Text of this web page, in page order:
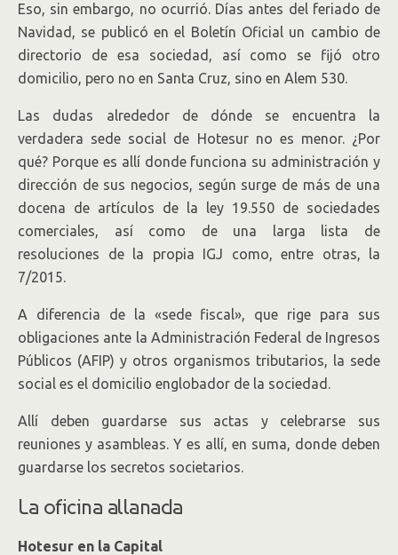
Eso, sin embargo, no ocurrió. Días antes del feriado de
Navidad, se publicó en el Boletín Oficial un cambio de
directorio de esa sociedad, así como se fijó otro
domicilio, pero no en Santa Cruz, sino en Alem 530.
Las dudas alrededor de dónde se encuentra la
verdadera sede social de Hotesur no es menor. ¿Por
qué? Porque es allí donde funciona su administración y
dirección de sus negocios, según surge de más de una
docena de artículos de la ley 19.550 de sociedades
comerciales, así como de una larga lista de
resoluciones de la propia IGJ como, entre otras, la
7/2015.
A diferencia de la «sede fiscal», que rige para sus
obligaciones ante la Administración Federal de Ingresos
Públicos (AFIP) y otros organismos tributarios, la sede
social es el domicilio englobador de la sociedad.
Allí deben guardarse sus actas y celebrarse sus
reuniones y asambleas. Y es allí, en suma, donde deben
guardarse los secretos societarios.
La oficina allanada
Hotesur en la Capital